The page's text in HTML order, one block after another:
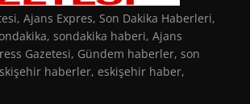
Ajans Expres, Son Dakika Haberleri,
sondakika haberi, Ajans
Gazetesi, Gündem haberler, son
haberler, eskişehir haber,